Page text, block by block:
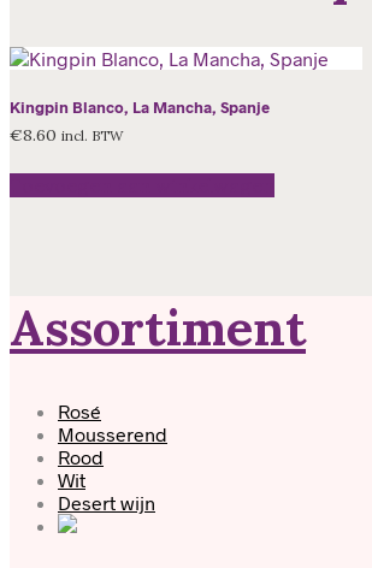
Kingpin Blanco, La Mancha, Spanje
€8.60 incl. BTW
Assortiment
Rosé
Mousserend
Rood
Wit
Desert wijn